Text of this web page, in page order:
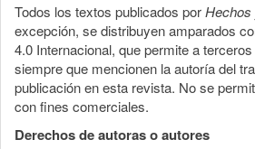
Todos los textos publicados porHechos
excepción, se distribuyen amparados
4.0 Internacional, que permite a
siempre que mencionen la autoría del
publicación en esta revista. No se
con fines comerciales.
Derechos de autoras o autores